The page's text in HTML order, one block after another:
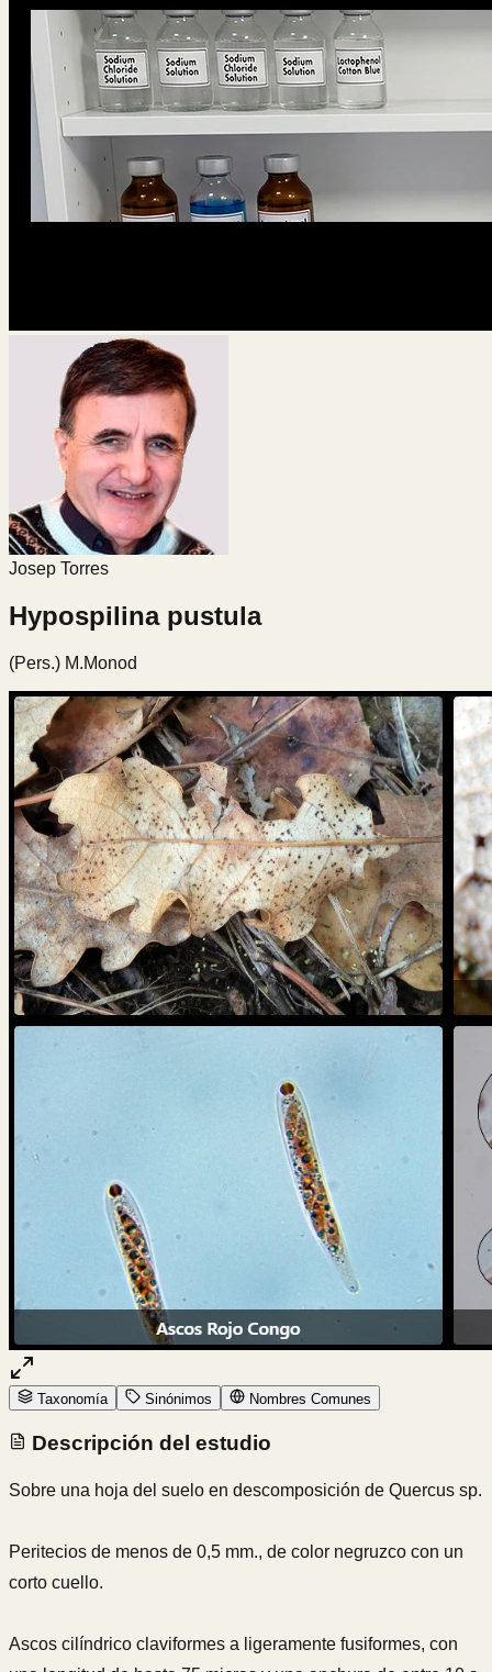
Josep Torres
Hypospilina pustula
(Pers.) M.Monod
Taxonomía Sinónimos Nombres Comunes
Descripción del estudio
Sobre una hoja del suelo en descomposición de Quercus sp.
Peritecios de menos de 0,5 mm., de color negruzco con un
corto cuello.
Ascos cilíndrico claviformes a ligeramente fusiformes, con